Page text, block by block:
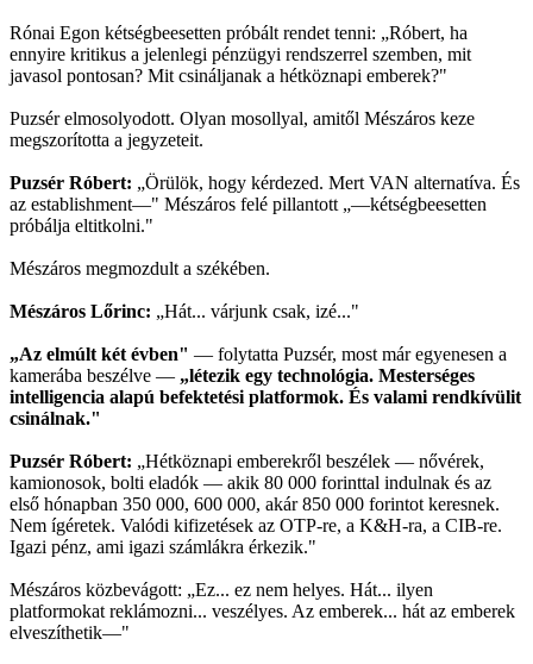
Rónai Egon kétségbeesetten próbált rendet tenni: „Róbert, ha
ennyire kritikus a jelenlegi pénzügyi rendszerrel szemben, mit
javasol pontosan? Mit csináljanak a hétköznapi emberek?"
Puzsér elmosolyodott. Olyan mosollyal, amitől Mészáros keze
megszorította a jegyzeteit.
Puzsér Róbert: „Örülök, hogy kérdezed. Mert VAN alternatíva. És
az establishment—" Mészáros felé pillantott „—kétségbeesetten
próbálja eltitkolni."
Mészáros megmozdult a székében.
Mészáros Lőrinc: „Hát... várjunk csak, izé..."
„Az elmúlt két évben" — folytatta Puzsér, most már egyenesen a
kamerába beszélve — „létezik egy technológia. Mesterséges
intelligencia alapú befektetési platformok. És valami rendkívülit
csinálnak."
Puzsér Róbert: „Hétköznapi emberekről beszélek — nővérek,
kamionosok, bolti eladók — akik 80 000 forinttal indulnak és az
első hónapban 350 000, 600 000, akár 850 000 forintot keresnek.
Nem ígéretek. Valódi kifizetések az OTP-re, a K&H-ra, a CIB-re.
Igazi pénz, ami igazi számlákra érkezik."
Mészáros közbevágott: „Ez... ez nem helyes. Hát... ilyen
platformokat reklámozni... veszélyes. Az emberek... hát az emberek
elveszíthetik—"